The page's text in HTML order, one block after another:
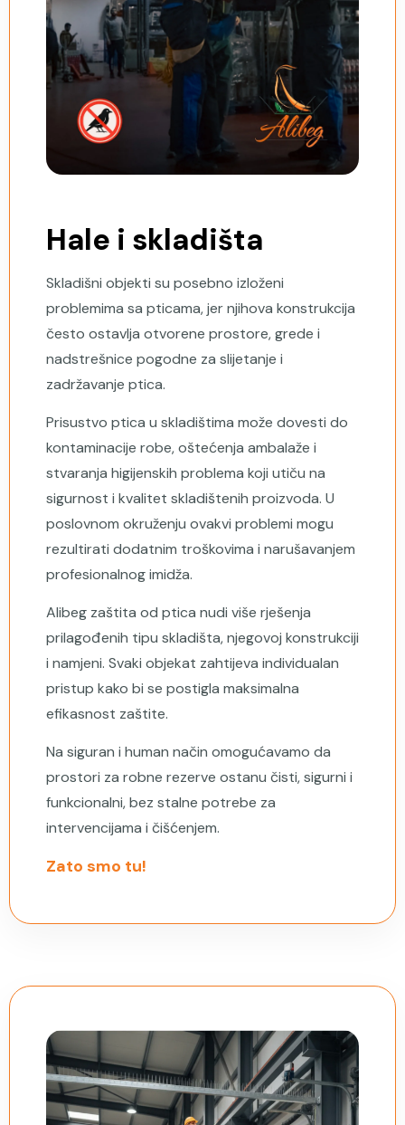
Hale i skladišta
Skladišni objekti su posebno izloženi
problemima sa pticama, jer njihova konstrukcija
često ostavlja otvorene prostore, grede i
nadstrešnice pogodne za slijetanje i
zadržavanje ptica.
Prisustvo ptica u skladištima može dovesti do
kontaminacije robe, oštećenja ambalaže i
stvaranja higijenskih problema koji utiču na
sigurnost i kvalitet skladištenih proizvoda. U
poslovnom okruženju ovakvi problemi mogu
rezultirati dodatnim troškovima i narušavanjem
profesionalnog imidža.
Alibeg zaštita od ptica nudi više rješenja
prilagođenih tipu skladišta, njegovoj konstrukciji
i namjeni. Svaki objekat zahtijeva individualan
pristup kako bi se postigla maksimalna
efikasnost zaštite.
Na siguran i human način omogućavamo da
prostori za robne rezerve ostanu čisti, sigurni i
funkcionalni, bez stalne potrebe za
intervencijama i čišćenjem.
Zato smo tu!